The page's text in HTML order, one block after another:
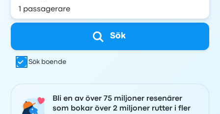
Sök
Sök boende
Bli en av över 75 miljoner resenärer
som bokar över 2 miljoner rutter i fler